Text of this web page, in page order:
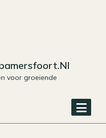
voor groeiende